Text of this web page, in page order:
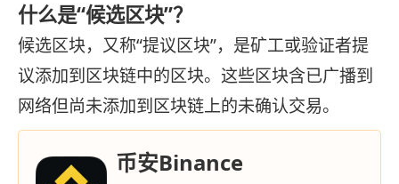
什么是“候选区块”？
候选区块，又称“提议区块”，是矿工或验证者提
议添加到区块链中的区块。这些区块含已广播到
网络但尚未添加到区块链上的未确认交易。
币安Binance